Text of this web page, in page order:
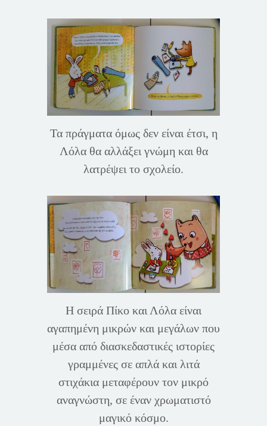
Τα πράγματα όμως δεν είναι έτσι, η
Λόλα θα αλλάξει γνώμη και θα
λατρέψει το σχολείο.
Η σειρά Πίκο και Λόλα είναι
αγαπημένη μικρών και μεγάλων που
μέσα από διασκεδαστικές ιστορίες
γραμμένες σε απλά και λιτά
στιχάκια μεταφέρουν τον μικρό
αναγνώστη, σε έναν χρωματιστό
μαγικό κόσμο.